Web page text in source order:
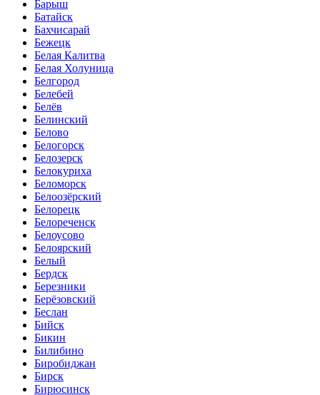
Барыш
Батайск
Бахчисарай
Бежецк
Белая Калитва
Белая Холуница
Белгород
Белебей
Белёв
Белинский
Белово
Белогорск
Белозерск
Белокуриха
Беломорск
Белоозёрский
Белорецк
Белореченск
Белоусово
Белоярский
Белый
Бердск
Березники
Берёзовский
Беслан
Бийск
Бикин
Билибино
Биробиджан
Бирск
Бирюсинск